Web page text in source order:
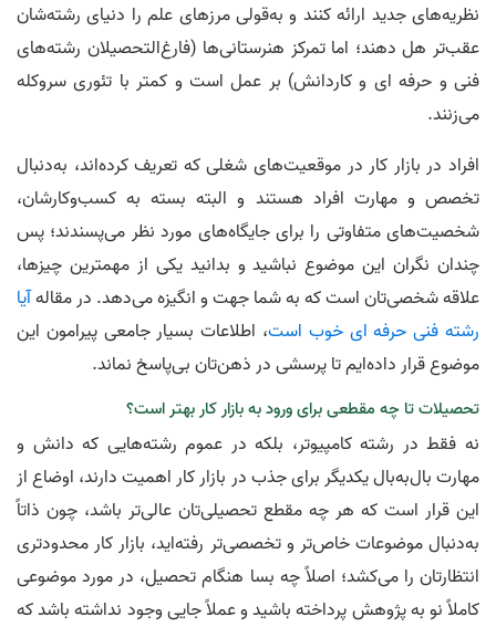
نظریه‌های جدید ارائه کنند و به‌قولی مرزهای علم را دنیای رشته‌شان
عقب‌تر هل دهند؛ اما تمرکز هنرستانی‌ها (فارغ‌التحصیلان رشته‌های
فنی و حرفه ای و کاردانش) بر عمل است و کمتر با تئوری سر‌و‌کله
می‌زنند.
افراد در بازار کار در موقعیت‌های شغلی که تعریف کرده‌اند، به‌دنبال
تخصص و مهارت افراد هستند و البته بسته به کسب‌و‌کارشان،
شخصیت‌های متفاوتی را برای جایگاه‌های مورد نظر می‌پسندند؛ پس
چندان نگران این موضوع نباشید و بدانید یکی از مهمترین چیزها،
علاقه شخصی‌تان است که به شما جهت و انگیزه می‌دهد. در مقالهآیا
رشته فنی حرفه ای خوب است، اطلاعات بسیار جامعی پیرامون این
موضوع قرار داده‌ایم تا پرسشی در ذهن‌تان بی‌پاسخ نماند.
تحصیلات تا چه مقطعی برای ورود به بازار کار بهتر است؟
نه فقط در رشته کامپیوتر، بلکه در عموم رشته‌هایی که دانش و
مهارت بال‌به‌بال یکدیگر برای جذب در بازار کار اهمیت دارند، اوضاع از
این قرار است که هر چه مقطع تحصیلی‌تان عالی‌تر باشد، چون ذاتاً
به‌دنبال موضوعات خاص‌تر و تخصصی‌تر رفته‌اید، بازار کار محدودتری
انتظارتان را می‌کشد؛ اصلاً چه بسا هنگام تحصیل، در مورد موضوعی
کاملاً نو به پژوهش پرداخته باشید و عملاً جایی وجود نداشته باشد که